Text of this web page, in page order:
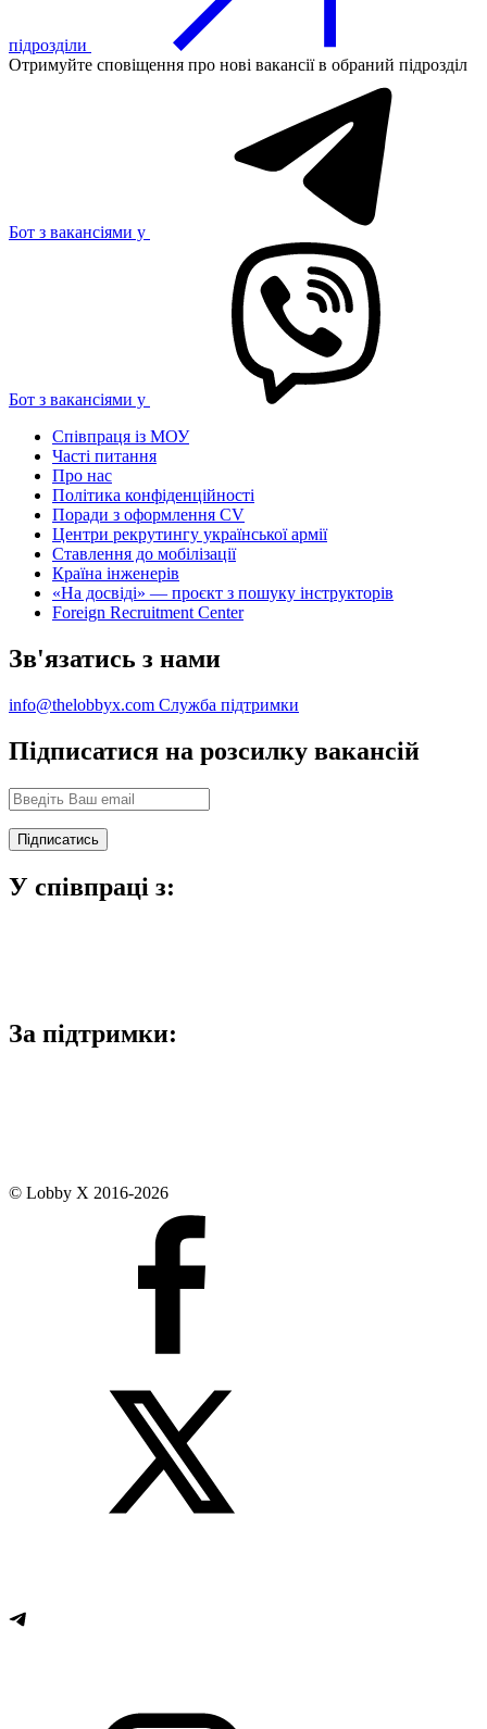
підрозділи
Отримуйте сповіщення про нові вакансії в обраний підрозділ
Бот з вакансіями у
Бот з вакансіями у
Співпраця із МОУ
Часті питання
Про нас
Політика конфіденційності
Поради з оформлення CV
Центри рекрутингу української армії
Ставлення до мобілізації
Країна інженерів
«На досвіді» — проєкт з пошуку інструкторів
Foreign Recruitment Center
Зв'язатись з нами
info@thelobbyx.com Служба підтримки
Підписатися на розсилку вакансій
У співпраці з:
За підтримки:
© Lobby X 2016-2026